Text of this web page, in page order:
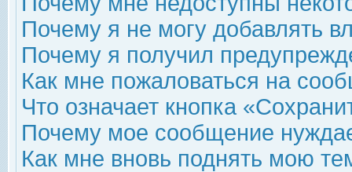
Почему я не могу добавлять
Почему я получил
Как мне пожаловаться на
Что означает кнопка
Почему мое сообщение
Как мне вновь поднять мою